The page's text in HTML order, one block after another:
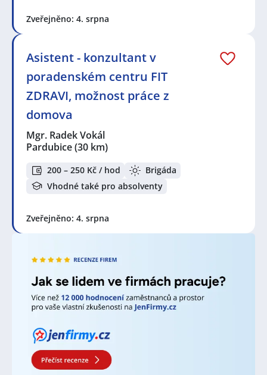
Zveřejněno: 4. srpna
Asistent - konzultant v
poradenském centru FIT
ZDRAVI, možnost práce z
domova
Mgr. Radek Vokál
Pardubice(30 km)
200 – 250 Kč / hod
Brigáda
Vhodné také pro absolventy
Zveřejněno: 4. srpna